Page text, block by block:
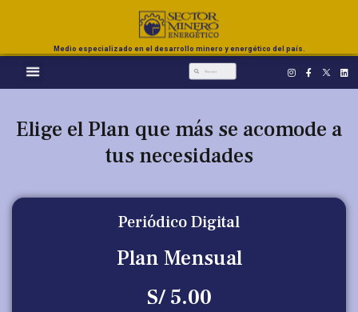
Medio especializado en el desarrollo minero y energético del país.
Elige el Plan que más se acomode a
tus necesidades
Periódico Digital
Plan Mensual
S/ 5.00